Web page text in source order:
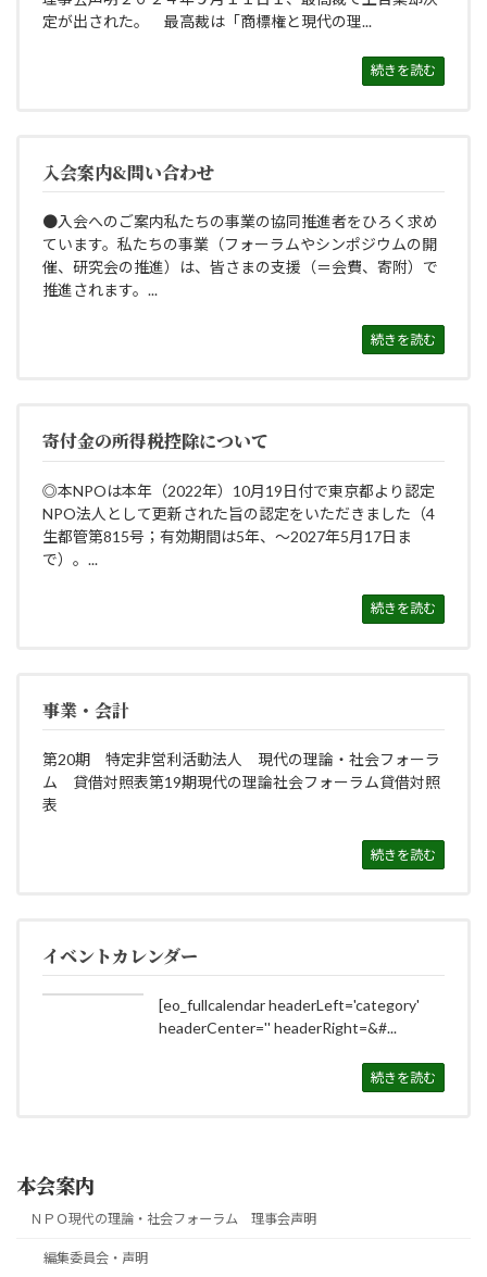
定が出された。 最高裁は「商標権と現代の理...
続きを読む
入会案内&問い合わせ
●入会へのご案内私たちの事業の協同推進者をひろく求め
ています。私たちの事業（フォーラムやシンポジウムの開
催、研究会の推進）は、皆さまの支援（＝会費、寄附）で
推進されます。...
続きを読む
寄付金の所得税控除について
◎本NPOは本年（2022年）10月19日付で東京都より認定
NPO法人として更新された旨の認定をいただきました（4
生都管第815号；有効期間は5年、～2027年5月17日ま
で）。...
続きを読む
事業・会計
第20期 特定非営利活動法人 現代の理論・社会フォーラ
ム 貸借対照表第19期現代の理論社会フォーラム貸借対照
表
続きを読む
イベントカレンダー
[eo_fullcalendar headerLeft='category'
headerCenter='' headerRight=&#...
続きを読む
本会案内
ＮＰＯ現代の理論・社会フォーラム 理事会声明
編集委員会・声明